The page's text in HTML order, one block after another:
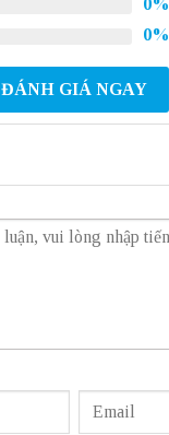
0%
0%
ĐÁNH GIÁ NGAY